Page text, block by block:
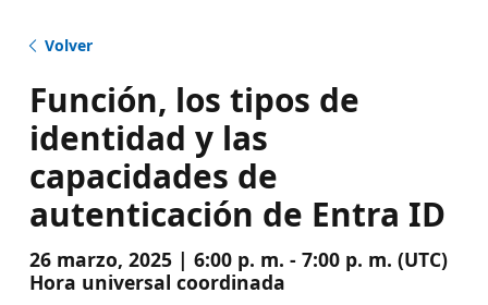
Volver
Función, los tipos de
identidad y las
capacidades de
autenticación de Entra ID
26 marzo, 2025 | 6:00 p. m. - 7:00 p. m. (UTC)
Hora universal coordinada